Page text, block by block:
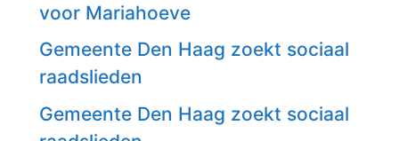
voor Mariahoeve
Gemeente Den Haag zoekt sociaal
raadslieden
Gemeente Den Haag zoekt sociaal